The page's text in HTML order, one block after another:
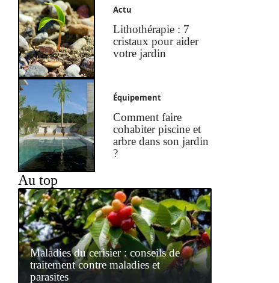
Actu
Lithothérapie : 7
cristaux pour aider
votre jardin
Équipement
Comment faire
cohabiter piscine et
arbre dans son jardin
?
Au top
Maladies du cerisier : conseils de
traitement contre maladies et
parasites